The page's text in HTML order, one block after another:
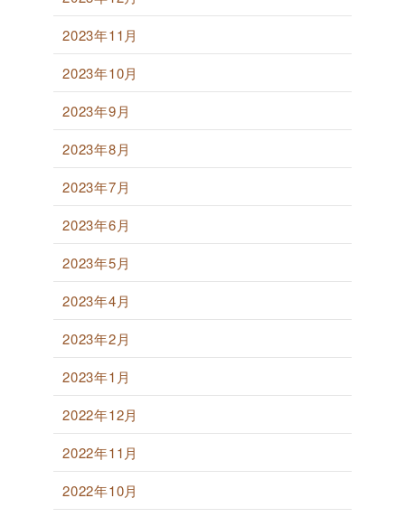
2023年11月
2023年10月
2023年9月
2023年8月
2023年7月
2023年6月
2023年5月
2023年4月
2023年2月
2023年1月
2022年12月
2022年11月
2022年10月